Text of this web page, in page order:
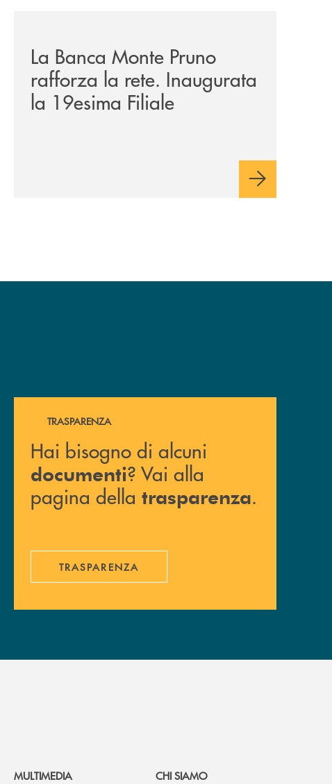
La Banca Monte Pruno
rafforza la rete. Inaugurata
la 19esima Filiale
Hai bisogno di alcuni documenti ? Vai alla pagina della
TRASPARENZA
Hai bisogno di alcuni
documenti? Vai alla
pagina della trasparenza.
TRASPARENZA
MULTIMEDIA
CHI SIAMO